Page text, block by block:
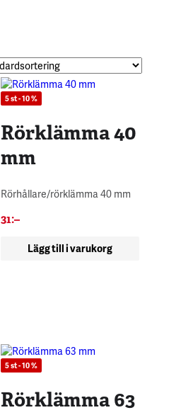
5 st - 10 %
Rörklämma 40
mm
Rörhållare/rörklämma 40 mm
31:–
Lägg till i varukorg
5 st - 10 %
Rörklämma 63